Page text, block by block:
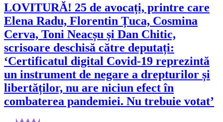
LOVITURĂ! 25 de avocați, printre care
Elena Radu, Florentin Țuca, Cosmina
Cerva, Toni Neacșu și Dan Chitic,
scrisoare deschisă către deputați:
‘Certificatul digital Covid-19 reprezintă
un instrument de negare a drepturilor și
libertăților, nu are niciun efect în
combaterea pandemiei. Nu trebuie votat’